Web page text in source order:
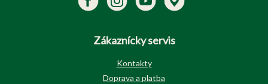
Zákaznícky servis
Kontakty
Doprava a platba